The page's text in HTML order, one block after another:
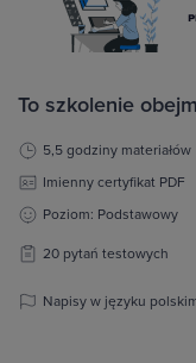
To szkolenie
5,5 godziny materiałów
Imienny certyfikat PDF
Poziom: Podstawowy
20 pytań testowych
Napisy w języku